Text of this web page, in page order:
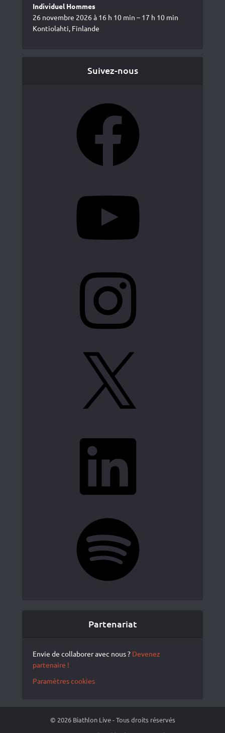
Individuel Hommes
26 novembre 2026 à 16 h 10 min – 17 h 10 min
Kontiolahti, Finlande
Suivez-nous
Partenariat
Envie de collaborer avec nous ? Devenez
partenaire !
Paramètres cookies
© 2026 Biathlon Live - Tous droits réservés